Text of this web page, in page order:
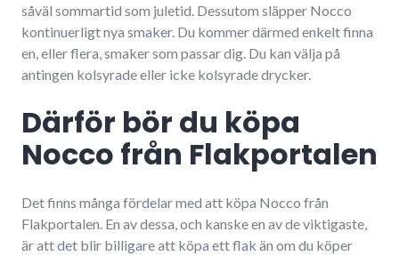
såväl sommartid som juletid. Dessutom släpper Nocco
kontinuerligt nya smaker. Du kommer därmed enkelt finna
en, eller flera, smaker som passar dig. Du kan välja på
antingen kolsyrade eller icke kolsyrade drycker.
Därför bör du köpa
Nocco från Flakportalen
Det finns många fördelar med att köpa Nocco från
Flakportalen. En av dessa, och kanske en av de viktigaste,
är att det blir billigare att köpa ett flak än om du köper